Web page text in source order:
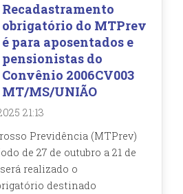
Recadastramento
obrigatório do MTPrev
é para aposentados e
pensionistas do
Convênio 2006CV003
MT/MS/UNIÃO
21:13
Previdência (MTPrev)
de 27 de outubro a 21 de
realizado o
destinado